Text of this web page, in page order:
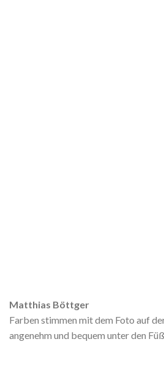
Matthias Böttger
Farben stimmen mit dem Foto auf
angenehm und bequem unter den